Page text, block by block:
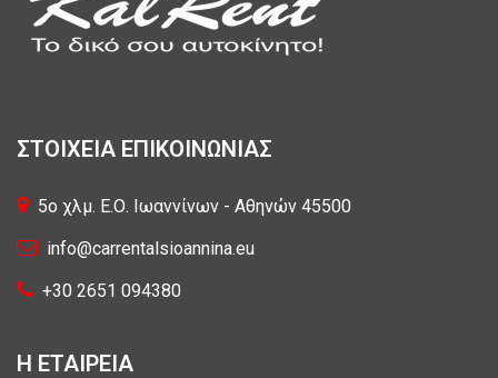
ΣΤΟΙΧΕΙΑ ΕΠΙΚΟΙΝΩΝΙΑΣ
5o χλμ. Ε.Ο. Ιωαννίνων - Αθηνών 45500
info@carrentalsioannina.eu
+30 2651 094380
Η ΕΤΑΙΡΕΙΑ